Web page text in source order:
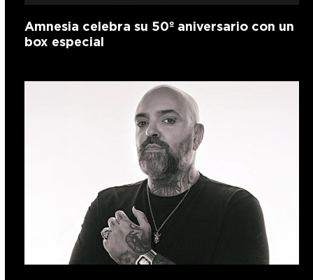
Amnesia celebra su 50º aniversario con un
box especial